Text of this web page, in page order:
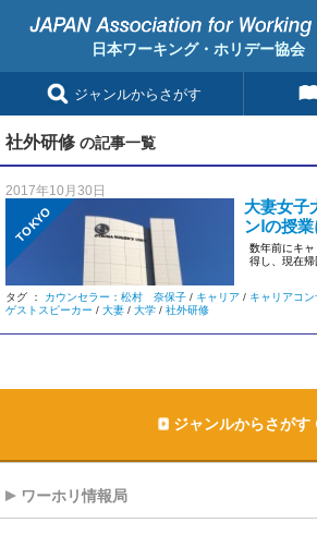
日本ワーキング・ホリデー協
ジャンルからさがす
社外研修 の記事一覧
2017年10月30日
TOKYO
大妻女
ンⅠの授
加しまし
数年前にキ
得し、現在帰
タグ ： カウンセラー：松村 奈保子 / キャリア / キャリアコン
ゲストスピーカー / 大妻 / 大学 / 社外研修
ジャンルからさがす
ワーホリ情報局